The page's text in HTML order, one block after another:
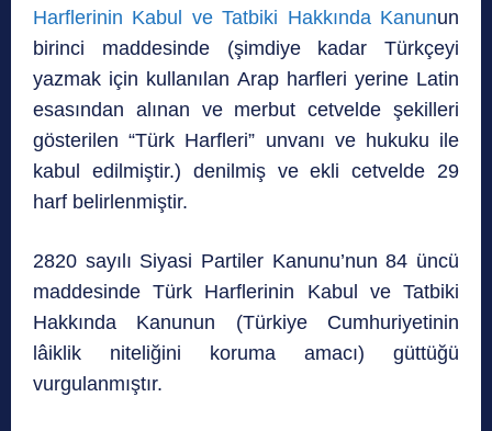
Harflerinin Kabul ve Tatbiki Hakkında Kanunun
birinci maddesinde (şimdiye kadar Türkçeyi
yazmak için kullanılan Arap harfleri yerine Latin
esasından alınan ve merbut cetvelde şekilleri
gösterilen “Türk Harfleri” unvanı ve hukuku ile
kabul edilmiştir.) denilmiş ve ekli cetvelde 29
harf belirlenmiştir.
2820 sayılı Siyasi Partiler Kanunu’nun 84 üncü
maddesinde Türk Harflerinin Kabul ve Tatbiki
Hakkında Kanunun (Türkiye Cumhuriyetinin
lâiklik niteliğini koruma amacı) güttüğü
vurgulanmıştır.